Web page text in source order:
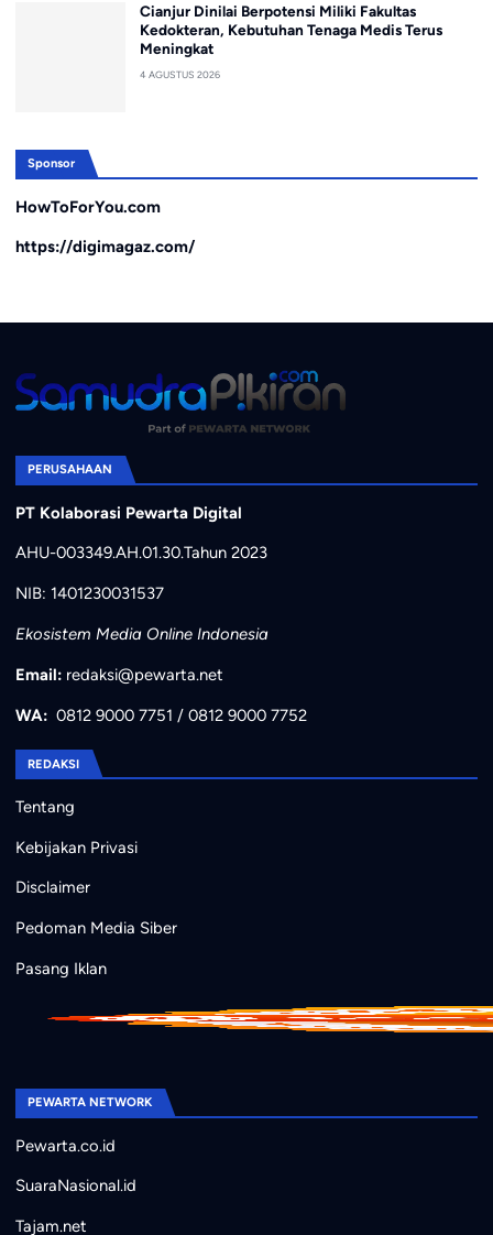
Cianjur Dinilai Berpotensi Miliki Fakultas
Kedokteran, Kebutuhan Tenaga Medis Terus
Meningkat
4 AGUSTUS 2026
Sponsor
HowToForYou.com
https://digimagaz.com/
PERUSAHAAN
PT Kolaborasi Pewarta Digital
AHU-003349.AH.01.30.Tahun 2023
NIB: 1401230031537
Ekosistem Media Online Indonesia
Email: redaksi@pewarta.net
WA: 0812 9000 7751 / 0812 9000 7752
REDAKSI
Tentang
Kebijakan Privasi
Disclaimer
Pedoman Media Siber
Pasang Iklan
PEWARTA NETWORK
Pewarta.co.id
SuaraNasional.id
Tajam.net